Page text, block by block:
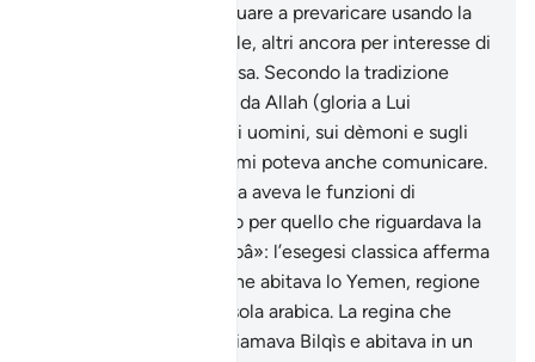
impedito loro di continuare a prevaricare usando la
forza e l’influenza tribale, altri ancora per interesse di
clan o comunità religiosa. Secondo la tradizione
Salomone aveva avuto da Allah (gloria a Lui
l’Altissimo) potere sugli uomini, sui dèmoni e sugli
animali, con questi ultimi poteva anche comunicare.
Nel suo esercito l’upupa aveva le funzioni di
esploratore, soprattutto per quello che riguardava la
ricerca dell’acqua. «Sabâ»: l’esegesi classica afferma
trattarsi di un popolo che abitava lo Yemen, regione
meridionale della penisola arabica. La regina che
regnava su di loro si chiamava Bilqìs e abitava in un